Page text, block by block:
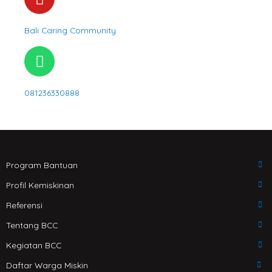
g
r
a
m
o
t
u
b
e
Bali Caring Community
W
h
t
a
p
081236330888
Program Bantuan
Profil Kemiskinan
Referensi
Tentang BCC
Kegiatan BCC
Daftar Warga Miskin